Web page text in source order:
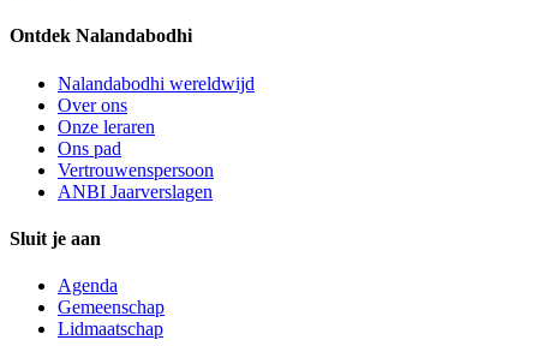
Ontdek Nalandabodhi
Nalandabodhi wereldwijd
Over ons
Onze leraren
Ons pad
Vertrouwenspersoon
ANBI Jaarverslagen
Sluit je aan
Agenda
Gemeenschap
Lidmaatschap